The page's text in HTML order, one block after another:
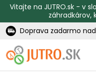
Vitajte na JUTRO.sk - v
záhradkárov,
Doprava zadarmo